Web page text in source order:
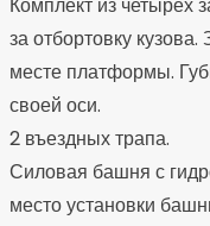
за отбортовку
месте платформы.
своей оси.
2 въездных трапа.
Силовая башня с
место установки